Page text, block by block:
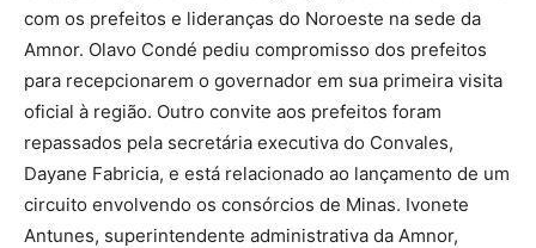
com os prefeitos e lideranças do Noroeste na sede da
Amnor. Olavo Condé pediu compromisso dos prefeitos
para recepcionarem o governador em sua primeira visita
oficial à região. Outro convite aos prefeitos foram
repassados pela secretária executiva do Convales,
Dayane Fabricia, e está relacionado ao lançamento de um
circuito envolvendo os consórcios de Minas. Ivonete
Antunes, superintendente administrativa da Amnor,